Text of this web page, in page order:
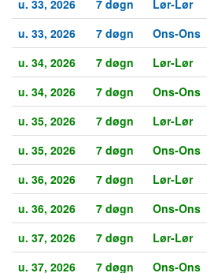
u. 33, 2026 7 døgn Lør-Lør
u. 33, 2026
7 døgn Ons-Ons
u. 34, 2026
7 døgn Lør-Lør
u. 34, 2026
7 døgn Ons-Ons
u. 35, 2026
7 døgn Lør-Lør
u. 35, 2026
7 døgn Ons-Ons
u. 36, 2026
7 døgn Lør-Lør
u. 36, 2026
7 døgn Ons-Ons
u. 37, 2026
7 døgn Lør-Lør
u. 37, 2026
7 døgn Ons-Ons